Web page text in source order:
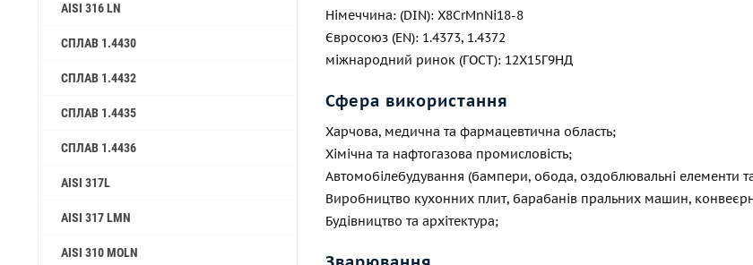
AISI 316 LN
СПЛАВ 1.4430
СПЛАВ 1.4432
СПЛАВ 1.4435
СПЛАВ 1.4436
AISI 317L
AISI 317 LMN
AISI 310 MOLN
Німеччина: (DIN): X8CrMnNi18-8
Євросоюз (EN): 1.4373, 1.4372
міжнародний ринок (ГОСТ): 12Х15Г9НД
Сфера використання
Харчова, медична та фармацевтична область;
Хімічна та нафтогазова промисловість;
Автомобілебудування (бампери, обода, оздоблювальні елементи
Виробництво кухонних плит, барабанів пральних машин,
Будівництво та архітектура;